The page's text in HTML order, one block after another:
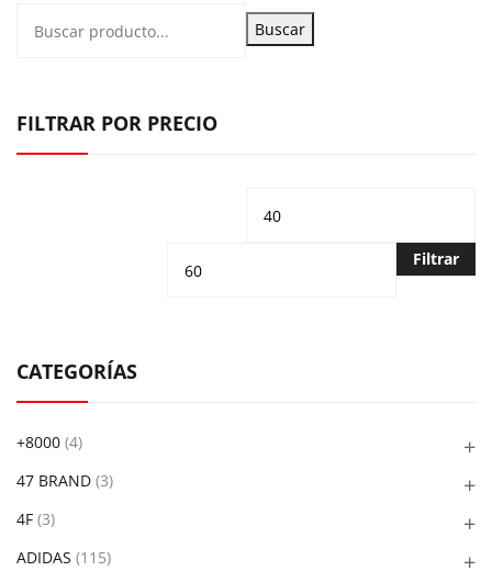
Buscar
FILTRAR POR PRECIO
Precio
Filtrar
CATEGORÍAS
+8000 (4)
47 BRAND (3)
4F (3)
ADIDAS (115)